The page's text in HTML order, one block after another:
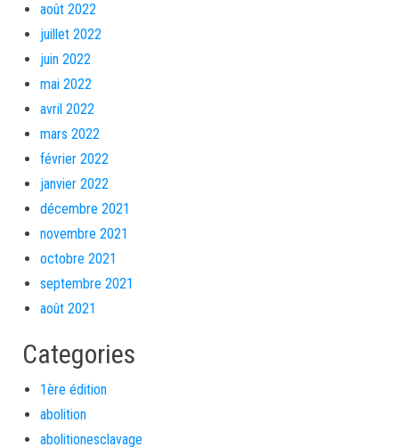
août 2022
juillet 2022
juin 2022
mai 2022
avril 2022
mars 2022
février 2022
janvier 2022
décembre 2021
novembre 2021
octobre 2021
septembre 2021
août 2021
Categories
1ère édition
abolition
abolitionesclavage